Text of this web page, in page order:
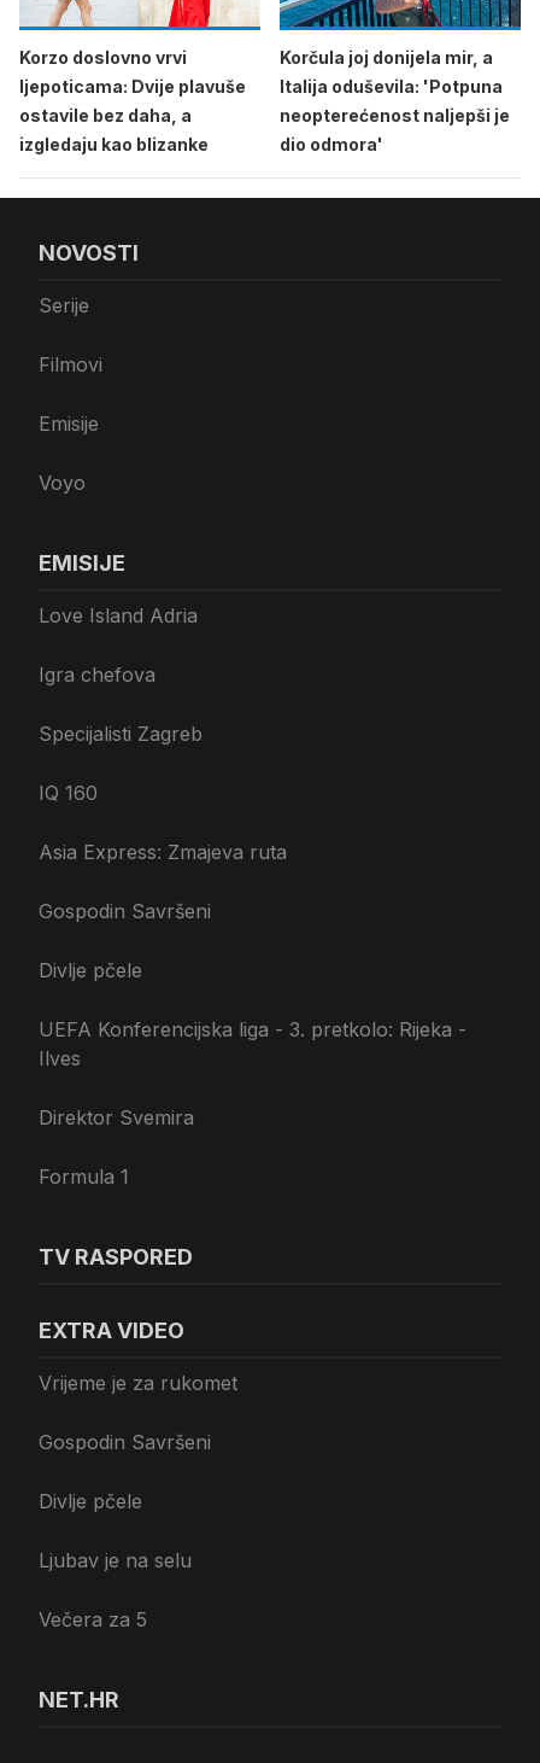
Korzo doslovno vrvi
ljepoticama: Dvije plavuše
ostavile bez daha, a
izgledaju kao blizanke
Korčula joj donijela mir, a
Italija oduševila: 'Potpuna
neopterećenost naljepši je
dio odmora'
NOVOSTI
Serije
Filmovi
Emisije
Voyo
EMISIJE
Love Island Adria
Igra chefova
Specijalisti Zagreb
IQ 160
Asia Express: Zmajeva ruta
Gospodin Savršeni
Divlje pčele
UEFA Konferencijska liga - 3. pretkolo: Rijeka -
Ilves
Direktor Svemira
Formula 1
TV RASPORED
EXTRA VIDEO
Vrijeme je za rukomet
Gospodin Savršeni
Divlje pčele
Ljubav je na selu
Večera za 5
NET.HR